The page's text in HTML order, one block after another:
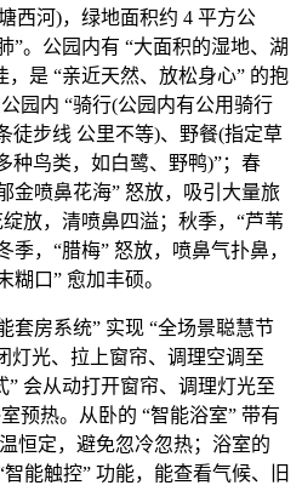
西河)，绿地面积约 4 平方公
”。公园内有 “大面积的湿地、湖
是 “亲近天然、放松身心” 的抱
园内 “骑行(公园内有公用骑行
徒步线 公里不等)、野餐(指定草
种鸟类，如白鹭、野鸭)”；春
金喷鼻花海” 怒放，吸引大量旅
放，清喷鼻四溢；秋季，“芦苇
季，“腊梅” 怒放，喷鼻气扑鼻，
糊口” 愈加丰硕。
房系统” 实现 “全场景聪慧节
灯光、拉上窗帘、调理空调至
会从动打开窗帘、调理灯光至
预热。从卧的 “智能浴室” 带有
恒定，避免忽冷忽热；浴室的
智能触控” 功能，能查看气候、旧